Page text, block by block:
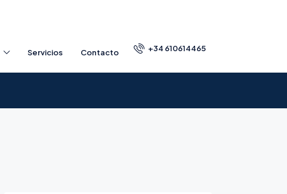
Servicios Contacto +34 610614465